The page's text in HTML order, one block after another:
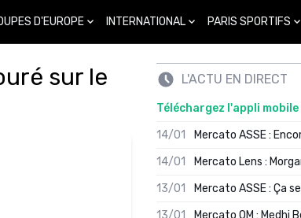
D'EUROPE INTERNATIONAL PARIS SPORTIFS
sur le
L'ACTU EN DIRECT
Téléchargez l'appli
14/01
Mercato ASSE :
14/01
Mercato Lens :
13/01
Mercato ASSE : Ça
13/01
Mercato OM : Medhi